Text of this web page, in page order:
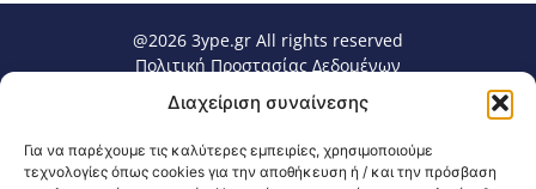
Διαχείριση συναίνεσης
Για να παρέχουμε τις καλύτερες εμπειρίες, χρησιμοποιούμε
τεχνολογίες όπως cookies για την αποθήκευση ή / και την πρόσβαση
@2026 3ype.gr All rights reserved
Πολιτική Προστασίας Δεδομένων
Θεσσαλονίκη, Ελλάδα
Τηλ: +30 2311 226 200
email: 3ype@3ype.gr
Page Visits:
Website Visits: 1588124